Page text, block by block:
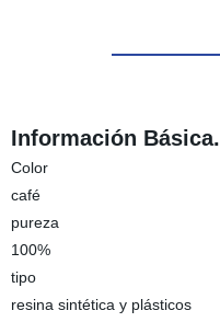
Información Básica.
Color
café
pureza
100%
tipo
resina sintética y plásticos